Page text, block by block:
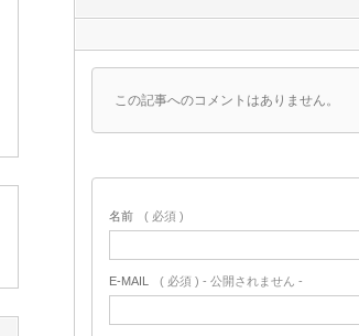
この記事へのコメントはありません。
名前 ( 必須 )
E-MAIL ( 必須 ) - 公開されません -